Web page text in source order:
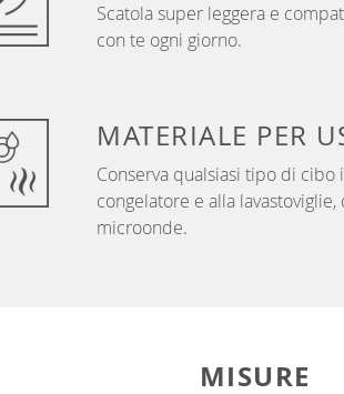
Scatola super leggera e
con te ogni giorno.
MATERIALE PER
Conserva qualsiasi tipo di cibo
congelatore e alla
microonde.
MISURE